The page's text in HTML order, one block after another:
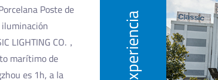
Poste de
LIGHTING CO.，
marítimo de
es 1h, a la